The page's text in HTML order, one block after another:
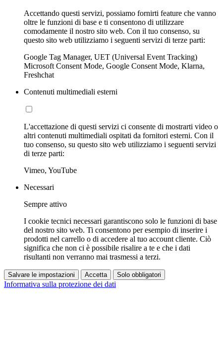
Accettando questi servizi, possiamo fornirti feature che vanno
oltre le funzioni di base e ti consentono di utilizzare
comodamente il nostro sito web. Con il tuo consenso, su
questo sito web utilizziamo i seguenti servizi di terze parti:
Google Tag Manager, UET (Universal Event Tracking)
Microsoft Consent Mode, Google Consent Mode, Klarna,
Freshchat
Contenuti multimediali esterni
L'accettazione di questi servizi ci consente di mostrarti video o
altri contenuti multimediali ospitati da fornitori esterni. Con il
tuo consenso, su questo sito web utilizziamo i seguenti servizi
di terze parti:
Vimeo, YouTube
Necessari
Sempre attivo
I cookie tecnici necessari garantiscono solo le funzioni di base
del nostro sito web. Ti consentono per esempio di inserire i
prodotti nel carrello o di accedere al tuo account cliente. Ciò
significa che non ci è possibile risalire a te e che i dati
risultanti non verranno mai trasmessi a terzi.
Salvare le impostazioni Accetta Solo obbligatori
Informativa sulla protezione dei dati